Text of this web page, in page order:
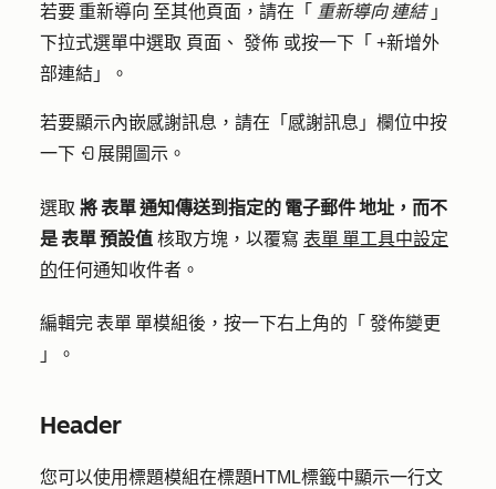
若要 重新導向 至其他頁面，請在「 重新導向 連結」
下拉式選單中選取 頁面 、 發佈 或按一下「 +新增外
部連結 」。
若要顯示內嵌感謝訊息，請在「感謝訊息」欄位中按
一下 expand 展開圖示 。
選取 將 表單 通知傳送到指定的 電子郵件 地址，而不
是 表單 預設值 核取方塊，以覆寫 表單 單工具中設定
的任何通知收件者。
編輯完 表單 單模組後，按一下右上角的「 發佈變更
」。
Header
您可以使用標題模組在標題HTML標籤中顯示一行文